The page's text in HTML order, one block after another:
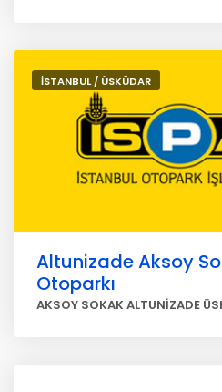
İSTANBUL / ÜSKÜDAR
Altunizade Aksoy
Otoparkı
AKSOY SOKAK ALTUNİZADE